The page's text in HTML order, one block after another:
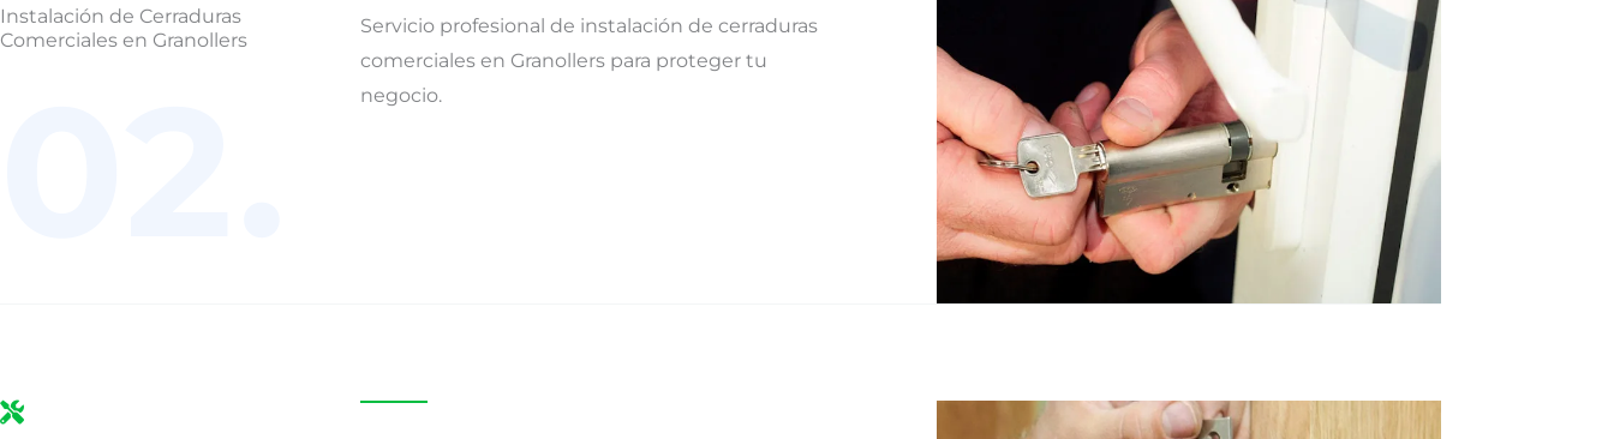
Instalación de Cerraduras
Comerciales en Granollers
Servicio profesional de instalación de cerraduras
comerciales en Granollers para proteger tu
negocio.